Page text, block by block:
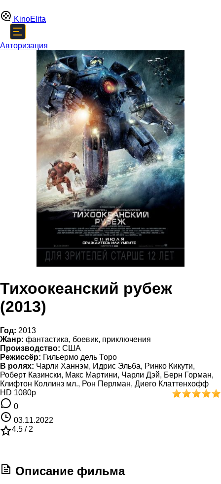
KinoElita
Авторизация
Тихоокеанский рубеж
(2013)
Год: 2013
Жанр: фантастика, боевик, приключения
Производство: США
Режиссёр: Гильермо дель Торо
В ролях: Чарли Ханнэм, Идрис Эльба, Ринко Кикути,
Роберт Казински, Макс Мартини, Чарли Дэй, Берн Горман,
Клифтон Коллинз мл., Рон Перлман, Диего Клаттенхофф
HD 1080p
0
03.11.2022
4.5 / 2
Описание фильма